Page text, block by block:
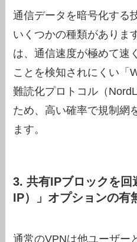
通信データを暗号化する
いくつかの種類がありま
は、通信速度が極めて速
ことを検知されにくい「
難読化プロトコル（
ため、高い確率で規制網
ます。
3. 共有IPブロックを回
IP）」オプションの有
通常のVPNは他ユーザー